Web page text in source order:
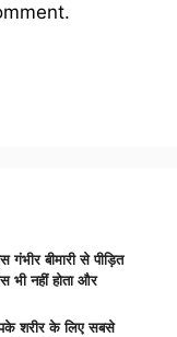
बीमारी से पीड़ित
भी नहीं होता और
शरीर के लिए सबसे